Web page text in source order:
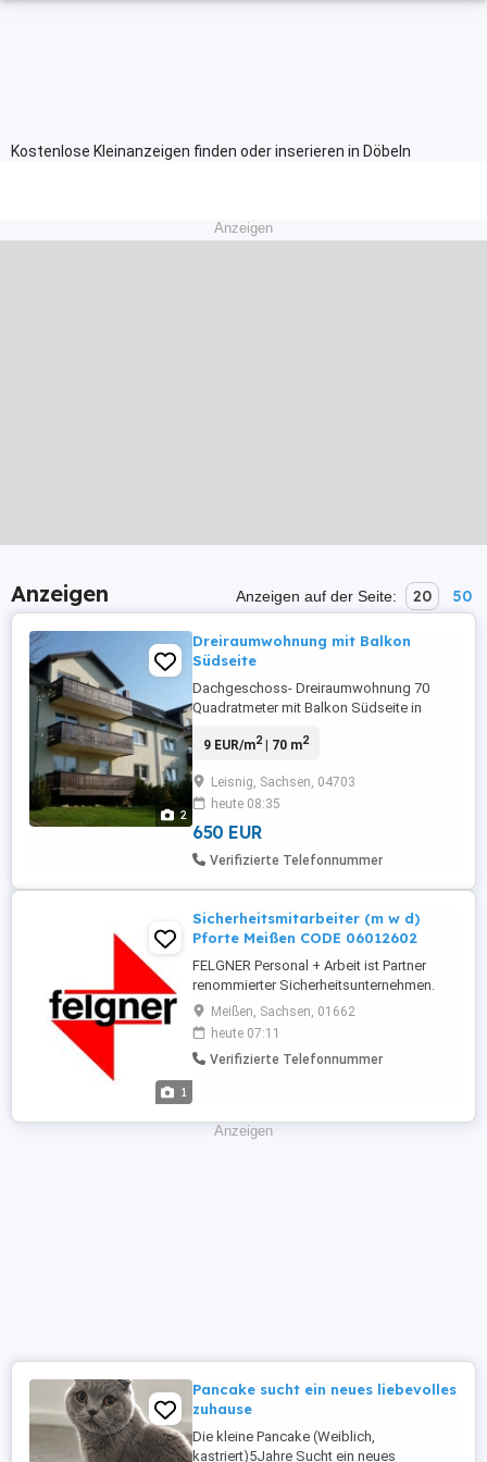
Kostenlose Kleinanzeigen finden oder inserieren in Döbeln
Anzeigen
Anzeigen Anzeigen auf der Seite: 20 50
2
Dreiraumwohnung mit Balkon
Südseite
Dachgeschoss- Dreiraumwohnung 70
Quadratmeter mit Balkon Südseite in
sofort zu vermieten. Parkplätze und
9 EUR/m2| 70 m2
Leisnig, Sachsen, 04703
heute 08:35
650 EUR
Verifizierte Telefonnummer
1
Sicherheitsmitarbeiter (m w d)
Pforte Meißen CODE 06012602
FELGNER Personal + Arbeit ist Partner
renommierter Sicherheitsunternehmen.
Wir sind seit 25 Jahre erfolgreich im
Bereich Personalvermittlung tätig. Bei der
nachfolgenden Position handelt es sich
um eine Festanstellung bei unseren
Meißen, Sachsen, 01662
heute 07:11
Verifizierte Telefonnummer
Anzeigen
Pancake sucht ein neues liebevolles
zuhause
Die kleine Pancake (Weiblich,
kastriert)5Jahre Sucht ein neues